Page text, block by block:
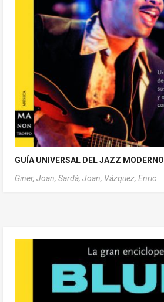
GUÍA UNIVERSAL DEL JAZZ MODERNO
Giner, Joan, Sardà, Joan, Vázquez, Enric